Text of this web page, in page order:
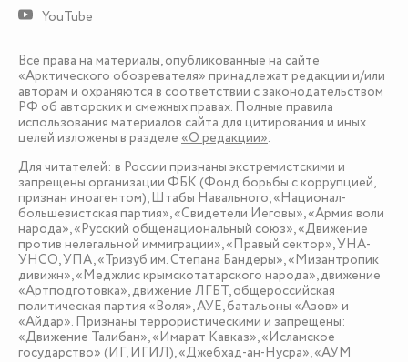
YouTube
Все права на материалы, опубликованные на сайте
«Арктического обозревателя» принадлежат редакции и/или
авторам и охраняются в соответствии с законодательством
РФ об авторских и смежных правах. Полные правила
использования материалов сайта для цитирования и иных
целей изложены в разделе «О редакции».
Для читателей: в России признаны экстремистскими и
запрещены организации ФБК (Фонд борьбы с коррупцией,
признан иноагентом), Штабы Навального, «Национал-
большевистская партия», «Свидетели Иеговы», «Армия воли
народа», «Русский общенациональный союз», «Движение
против нелегальной иммиграции», «Правый сектор», УНА-
УНСО, УПА, «Тризуб им. Степана Бандеры», «Мизантропик
дивижн», «Меджлис крымскотатарского народа», движение
«Артподготовка», движение ЛГБТ, общероссийская
политическая партия «Воля», АУЕ, батальоны «Азов» и
«Айдар». Признаны террористическими и запрещены:
«Движение Талибан», «Имарат Кавказ», «Исламское
государство» (ИГ, ИГИЛ), «Джебхад-ан-Нусра», «АУМ